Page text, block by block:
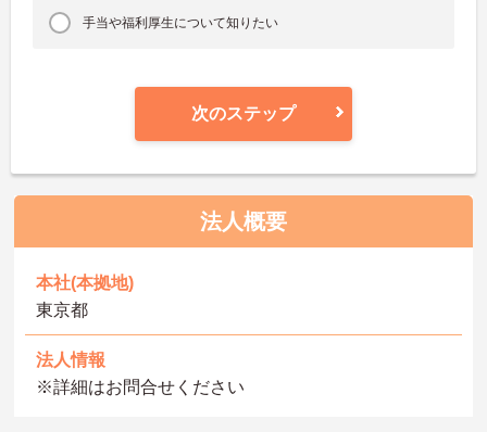
手当や福利厚生について知りたい
次のステップ
法人概要
本社(本拠地)
東京都
法人情報
※詳細はお問合せください